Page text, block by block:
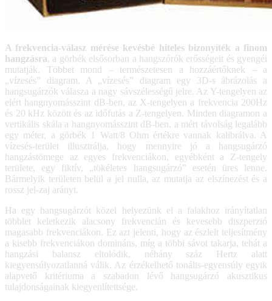
A frekvencia-válasz mérése kevésbé hiteles bizonyíték a finom
hangzásra, a görbék elsősorban a hangszórók erősségeit és gyengéi
mutatják. Többet mond – természetesen a hozzáértőknek – a
„vízesés” diagram. A „vízesés” diagram egy 3D-s ábrázolás a
hangsugárzók válasza a nagy sávszélességű jelre. Az Y-tengelyen az
elért hangnyomásszint dB-ben, az X-tengelyen a frekvencia 200Hz
és 20 kHz között és az időfutás a Z-tengelyen. Minden diagramon a
vertikális skála a hangnyomásszint dB-ben, a mért távolság legalább
egy méter, a görbék 1 Watt/8 Ohm értékre vannak kalibrálva. A
vízesés-terület illusztrálja, hogy mennyire jó a hangsugárzó
hangzástömege az egyes frekvenciákon, egyébként a Z-tengely
területe, egy fiktív, „tökéletes hangsugárzó” esetén üres lenne.
Bármelyik területen belül a jel nulla, az mutatja az elszínezést és a
rossz jel-zaj arányt.
Ha egy hangsugárzót közel helyezünk el a falakhoz irányítatlan
többlet keletkezik alacsony frekvencián és kevesebb diszperzió
magasabb frekvenciákon. Ez azt jelenti, hogy az észlelt teljesítmény
a kisebb frekvenciákon domináns, míg a többi sávot takarja, tehát a
hangzási balansz eltolódik, néhány száz Hertz alatt
kiegyensúlyozatlanná válik. Az érzékelhető tonális-egyensúly egyik
alapvető kritériuma a szabadon lévő hangsugárzó akusztikus
tulajdonságainak kiegyenlítettsége.